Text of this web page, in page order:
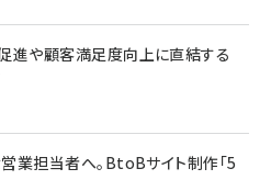
進や顧客満足度向上に直結する
業担当者へ。BtoBサイト制作「5